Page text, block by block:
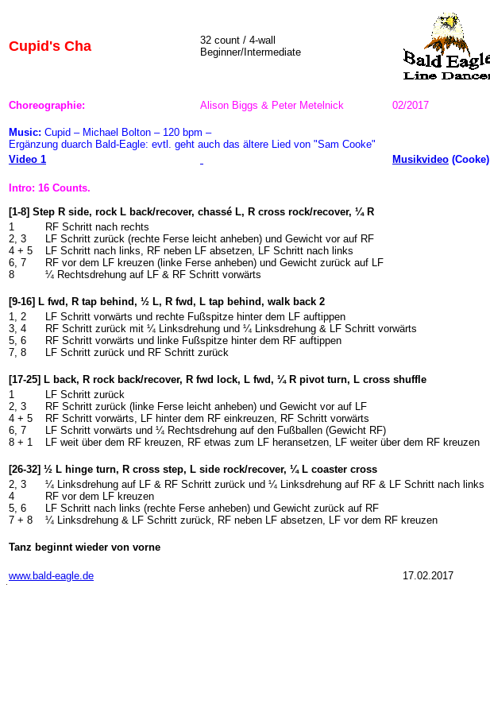
Cupid's Cha
32 count / 4-wall
Beginner/Intermediate
Choreographie: Alison Biggs & Peter Metelnick 02/2017
Music: Cupid – Michael Bolton – 120 bpm –
Ergänzung duarch Bald-Eagle: evtl. geht auch das ältere Lied von "Sam Cooke"
Video 1
Musikvideo (Cooke)
Intro: 16 Counts.
[1-8] Step R side, rock L back/recover, chassé L, R cross rock/recover, ¼ R
1
2, 3
4 + 5
6, 7
8
RF Schritt nach rechts
LF Schritt zurück (rechte Ferse leicht anheben) und Gewicht vor auf RF
LF Schritt nach links, RF neben LF absetzen, LF Schritt nach links
RF vor dem LF kreuzen (linke Ferse anheben) und Gewicht zurück auf LF
¼ Rechtsdrehung auf LF & RF Schritt vorwärts
[9-16] L fwd, R tap behind, ½ L, R fwd, L tap behind, walk back 2
1, 2
3, 4
5, 6
7, 8
LF Schritt vorwärts und rechte Fußspitze hinter dem LF auftippen
RF Schritt zurück mit ¼ Linksdrehung und ¼ Linksdrehung & LF Schritt vorwärts
RF Schritt vorwärts und linke Fußspitze hinter dem RF auftippen
LF Schritt zurück und RF Schritt zurück
[17-25] L back, R rock back/recover, R fwd lock, L fwd, ¼ R pivot turn, L cross shuffle
1
2, 3
4 + 5
6, 7
8 + 1
LF Schritt zurück
RF Schritt zurück (linke Ferse leicht anheben) und Gewicht vor auf LF
RF Schritt vorwärts, LF hinter dem RF einkreuzen, RF Schritt vorwärts
LF Schritt vorwärts und ¼ Rechtsdrehung auf den Fußballen (Gewicht RF)
LF weit über dem RF kreuzen, RF etwas zum LF heransetzen, LF weiter über dem RF kreuzen
[26-32] ½ L hinge turn, R cross step, L side rock/recover, ¼ L coaster cross
2, 3
4
5, 6
7 + 8
¼ Linksdrehung auf LF & RF Schritt zurück und ¼ Linksdrehung auf RF & LF Schritt nach links
RF vor dem LF kreuzen
LF Schritt nach links (rechte Ferse anheben) und Gewicht zurück auf RF
¼ Linksdrehung & LF Schritt zurück, RF neben LF absetzen, LF vor dem RF kreuzen
Tanz beginnt wieder von vorne
www.bald-eagle.de 17.02.2017